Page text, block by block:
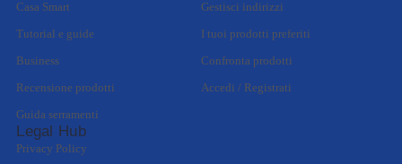
Casa Smart
Tutorial e guide
Business
Recensione prodotti
Guida serramenti
Gestisci indirizzi
I tuoi prodotti preferiti
Confronta prodotti
Accedi / Registrati
Legal Hub
Privacy Policy